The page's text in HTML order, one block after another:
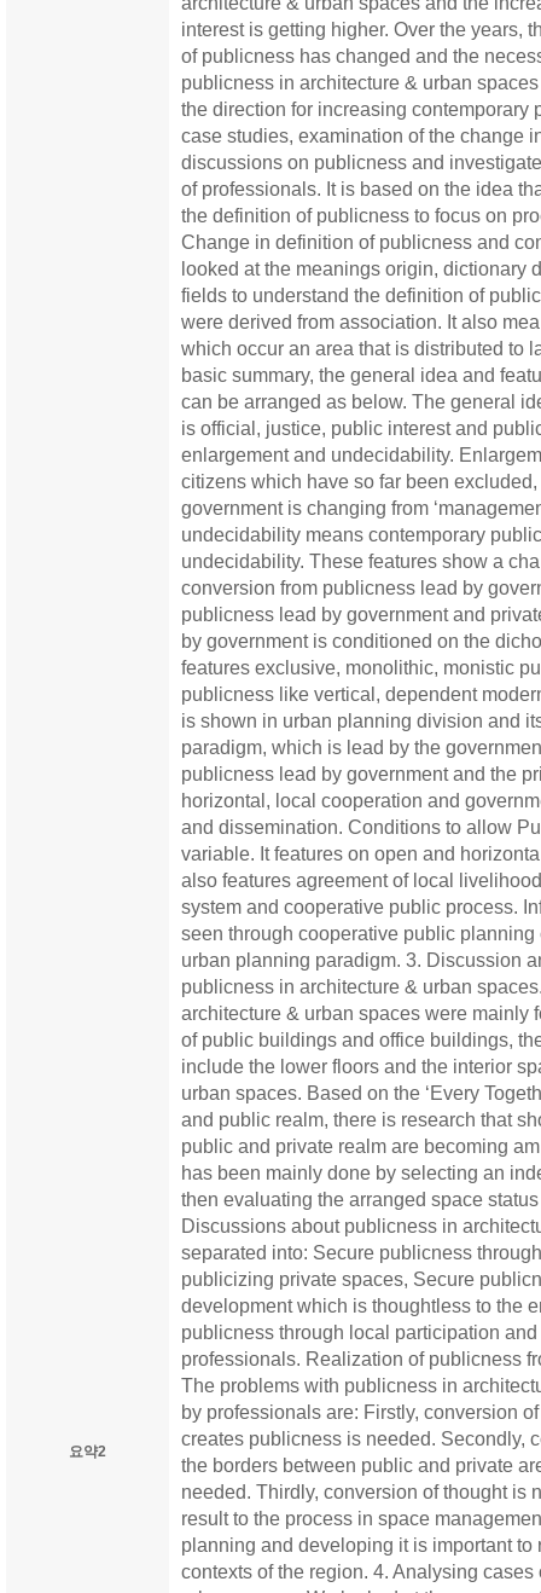
요약2
interest is getting higher. Over the years,
of publicness has changed and the
publicness in architecture & urban
the direction for increasing contemporary
case studies, examination of the change
discussions on publicness and
of professionals. It is based on the idea
the definition of publicness to focus on
Change in definition of publicness and
looked at the meanings origin, dictionary
fields to understand the definition of
were derived from association. It also
which occur an area that is distributed to
basic summary, the general idea and
can be arranged as below. The general
is official, justice, public interest and
enlargement and undecidability.
citizens which have so far been
government is changing from
undecidability means contemporary
undecidability. These features show a
conversion from publicness lead by
publicness lead by government and
by government is conditioned on the
features exclusive, monolithic, monistic
publicness like vertical, dependent
is shown in urban planning division and
paradigm, which is lead by the
publicness lead by government and the
horizontal, local cooperation and
and dissemination. Conditions to allow
variable. It features on open and
also features agreement of local
system and cooperative public process.
seen through cooperative public
urban planning paradigm. 3. Discussion
publicness in architecture & urban
architecture & urban spaces were mainly
of public buildings and office buildings,
include the lower floors and the interior
urban spaces. Based on the ‘Every
and public realm, there is research that
public and private realm are becoming
has been mainly done by selecting an
then evaluating the arranged space
Discussions about publicness in
separated into: Secure publicness
publicizing private spaces, Secure
development which is thoughtless to the
publicness through local participation
professionals. Realization of publicness
The problems with publicness in
by professionals are: Firstly, conversion
creates publicness is needed. Secondly,
the borders between public and private
needed. Thirdly, conversion of thought is
result to the process in space
planning and developing it is important to
contexts of the region. 4. Analysing